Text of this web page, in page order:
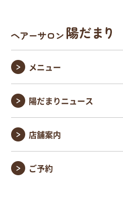
メニュー
陽だまりニュース
店舗案内
ご予約